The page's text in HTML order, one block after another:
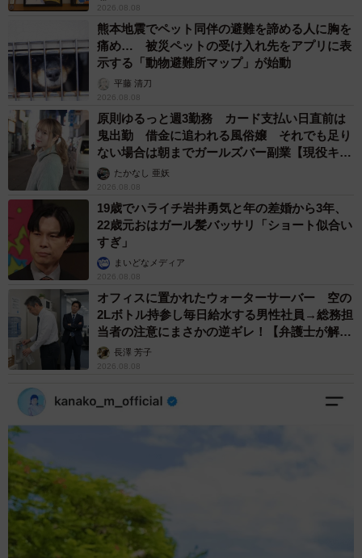
2026.08.08
熊本地震でペット同伴の避難を諦める人に胸を
痛め… 被災ペットの受け入れ先をアプリに表
示する「動物避難所マップ」が始動
平藤 清刀
2026.08.08
原則ゆるっと週3勤務 カード支払い日直前は
鬼出勤 借金に追われる風俗嬢 それでも足り
ない場合は朝までガールズバー副業【現役キャ
ストに取材】
たかなし 亜妖
2026.08.08
19歳でハライチ岩井勇気と年の差婚から3年、
22歳元おはガール髪バッサリ「ショート似合い
すぎ」
まいどなメディア
2026.08.08
オフィスに置かれたウォーターサーバー 空の
2Lボトル持参し毎日給水する男性社員→総務担
当者の注意にまさかの逆ギレ！【弁護士が解
説】長澤 芳子
2026.08.08